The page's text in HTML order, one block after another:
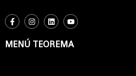
MENÚ TEOREMA